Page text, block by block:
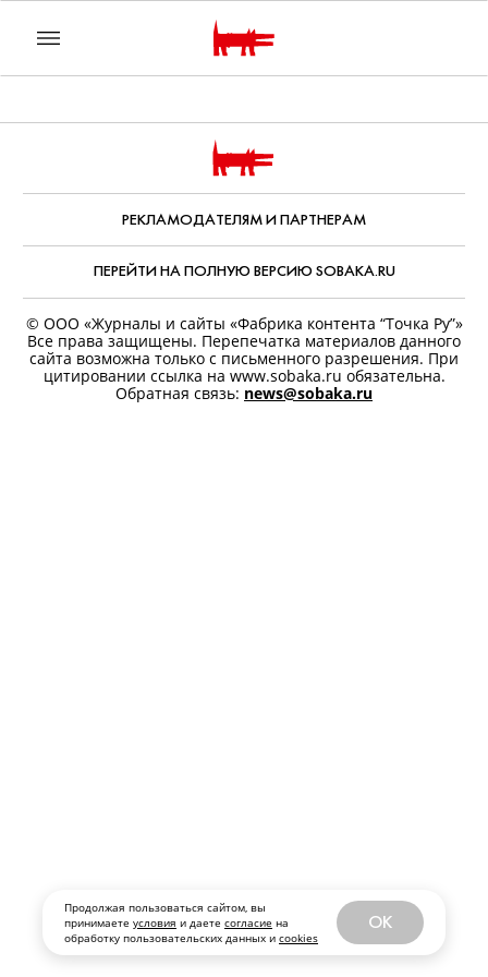
Продолжая пользоваться сайтом, вы
принимаете условия и даете согласие на
обработку пользовательских данных и cookies
OK
РЕКЛАМОДАТЕЛЯМ И ПАРТНЕРАМ
ПЕРЕЙТИ НА ПОЛНУЮ ВЕРСИЮ SOBAKA.RU
© ООО «Журналы и сайты «Фабрика контента “Точка Ру”»
Все права защищены. Перепечатка материалов данного
сайта возможна только с письменного разрешения. При
цитировании ссылка на www.sobaka.ru обязательна.
Обратная связь: news@sobaka.ru